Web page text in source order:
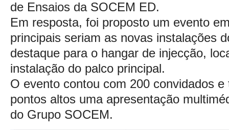
de Ensaios da SOCEM ED.
Em resposta, foi proposto um evento
principais seriam as novas instalações
destaque para o hangar de injecção,
instalação do palco principal.
O evento contou com 200 convidados
pontos altos uma apresentação
do Grupo SOCEM.